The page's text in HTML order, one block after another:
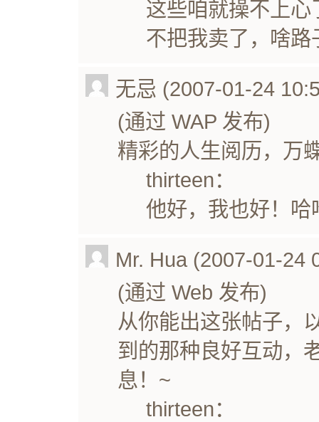
这些咱就操不上
不把我卖了，啥
无忌 (2007-01-24
(通过 WAP 发布)
精彩的人生阅历，万
thirteen：
他好，我也好！哈
Mr. Hua (2007-01-24
(通过 Web 发布)
从你能出这张帖子，
到的那种良好互动，
息！~
thirteen：